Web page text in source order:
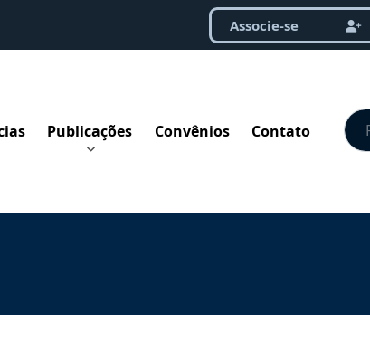
Associe-se
Publicações Convênios Contato
Ir